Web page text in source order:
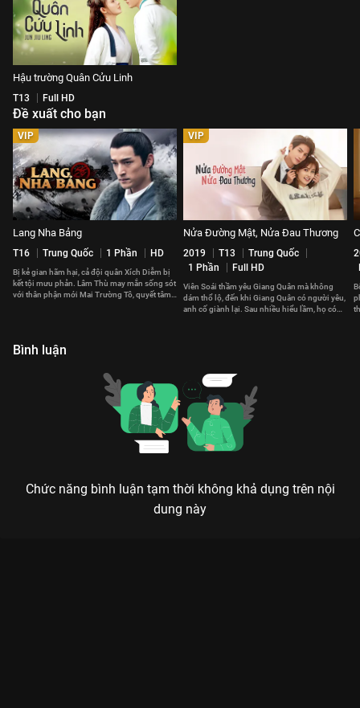
Hậu trường Quân Cửu Linh
T13 Full HD
Đề xuất cho bạn
VIP
Lang Nha Bảng
T16 Trung Quốc 1 Phần HD
Bị kẻ gian hãm hại, cả đội quân Xích Diễm bị
kết tội mưu phản. Lâm Thù may mắn sống sót
với thân phận mới Mai Trường Tô, quyết tâm
VIP
Nửa Đường Mật, Nửa Đau Thương
2019 T13
Trung Quốc
1 Phần
Full HD
Viên Soái thầm yêu Giang Quân mà không
dám thổ lộ, đến khi Giang Quân có người yêu,
anh cố giành lại. Sau nhiều hiểu lầm, họ có
Bình luận
Chức năng bình luận tạm thời không khả dụng trên nội
dung này